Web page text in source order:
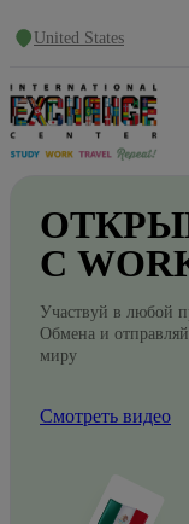
United States
С
Участвуй в любой
Обмена и
миру
Смотреть видео